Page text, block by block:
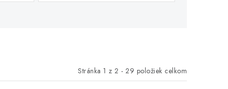
Stránka 1 z 2 - 29 položiek celkom